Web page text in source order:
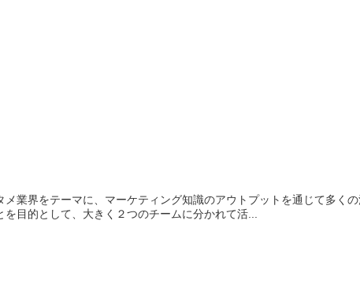
業界をテーマに、マーケティング知識のアウトプットを通じて多く
目的として、大きく２つのチームに分かれて活...